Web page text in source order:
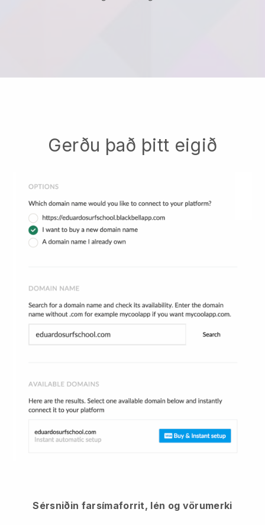
Gerðu það þitt eigið
Sérsniðin farsímaforrit, lén og vörumerki